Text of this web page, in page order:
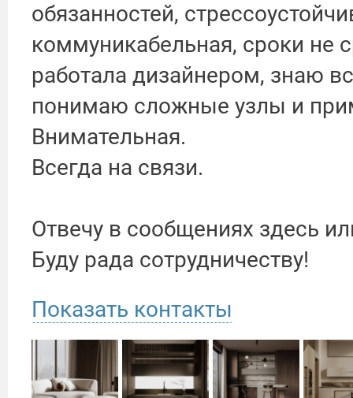
обязанностей,
коммуникабельная, сроки
работала дизайнером, знаю
понимаю сложные узлы и
Внимательная.
Всегда на связи.
Отвечу в сообщениях здесь
Буду рада сотрудничеству!
Показать контакты